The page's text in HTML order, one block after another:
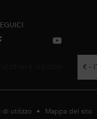
€ -
di utilizzo Mappa del sito